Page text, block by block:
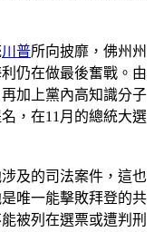
川普所向披靡，佛州州
仍在做最後奮戰。由
加上黨內高知識分子
，在11月的總統大選
及的司法案件，這也
唯一能擊敗拜登的共
被列在選票或遭判刑